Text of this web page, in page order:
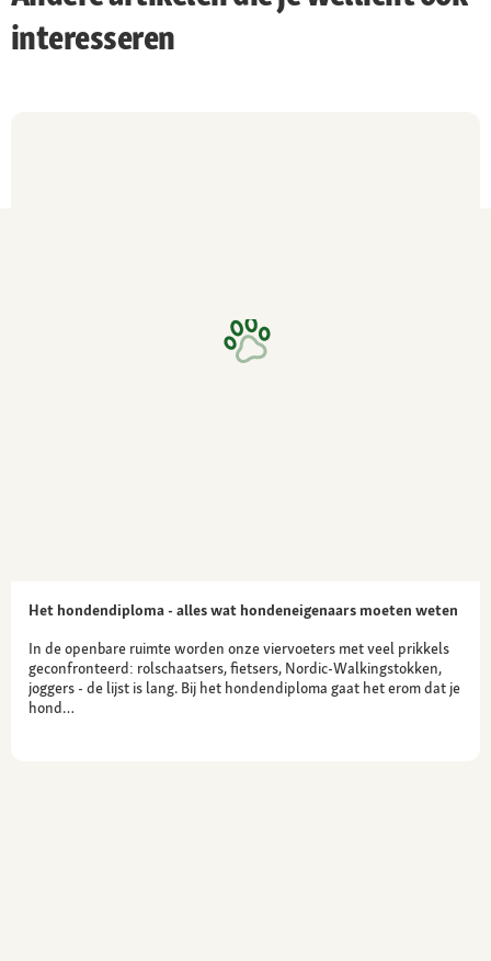
interesseren
Het hondendiploma - alles wat hondeneigenaars moeten weten
In de openbare ruimte worden onze viervoeters met veel prikkels
geconfronteerd: rolschaatsers, fietsers, Nordic-Walkingstokken,
joggers - de lijst is lang. Bij het hondendiploma gaat het erom dat je
hond…